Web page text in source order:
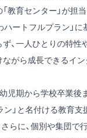
教育センター」が担
ハートフルプラン」
、一人ひとりの特性
がら成長できるイ
児期から学校卒業後
ン」と名付ける教育
らに、個別や集団で